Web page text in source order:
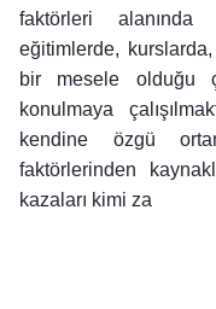
faktörleri
eğitimlerde,
bir mesele olduğu
konulmaya
kendine özgü
faktörlerinden
kazaları kimi za